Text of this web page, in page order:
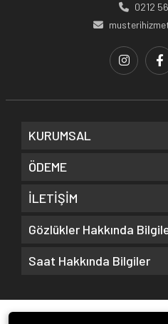
0212
KURUMSAL
ÖDEME
İLETİŞİM
Gözlükler Hakkında
Saat Hakkında Bilgiler